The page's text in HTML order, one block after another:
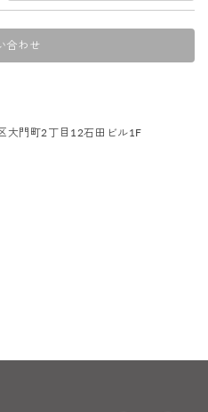
合わせ
大門町2丁目12石田ビル1F